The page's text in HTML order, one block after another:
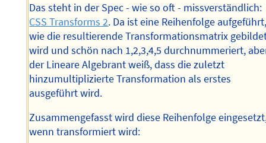
Das steht in der Spec - wie so oft - missverständlich:
CSS Transforms 2. Da ist eine Reihenfolge
wie die resultierende Transformationsmatrix
wird und schön nach 1,2,3,4,5 durchnummeriert,
der Lineare Algebrant weiß, dass die zuletzt
hinzumultiplizierte Transformation als erstes
ausgeführt wird.
Zusammengefasst wird diese Reihenfolge
wenn transformiert wird: